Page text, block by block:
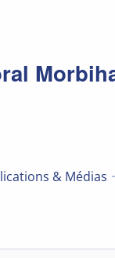
& Médias